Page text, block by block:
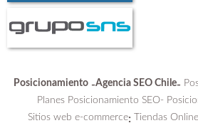
Posicionamiento-Agencia SEO Chile-
Planes Posicionamiento SEO-
Sitios web e-commerce: Tiendas Online